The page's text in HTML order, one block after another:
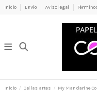
Inicio Envío Aviso legal
Inicio Bellas artes My Mandarine